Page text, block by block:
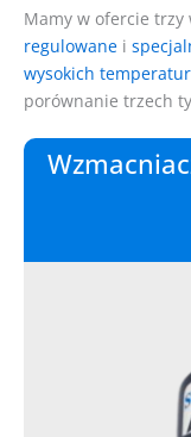
Mamy w ofercie
regulowane i
wysokich temperatur
porównanie trzech